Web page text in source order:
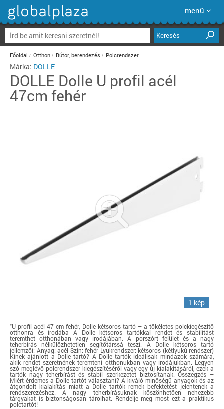
menü
Keresés
Főoldal Otthon Bútor, berendezés Polcrendszer
Márka: DOLLE
DOLLE Dolle U profil acél
47cm fehér
1 kép
"U profil acél 47 cm fehér, Dolle kétsoros tartó – a tökéletes polckiegészítő
otthonra és irodába A Dolle kétsoros tartókkal rendet és stabilitást
teremthet otthonában vagy irodájában. A porszórt felület és a nagy
teherbírás nélkülözhetetlen segítőtárssá teszi. A Dolle kétsoros tartó
jellemzői: Anyag: acél Szín: fehér Lyukrendszer: kétsoros (kétlyukú rendszer)
Kinek ajánlott a Dolle tartó? A Dolle tartók ideálisak mindazok számára,
akik rendet szeretnének teremteni otthonukban vagy irodájukban. Legyen
szó meglévő polcrendszer kiegészítéséről vagy egy új kialakításáról, ezek a
tartók nagy teherbírást és stabil szerkezetet biztosítanak. Összegzés –
Miért érdemes a Dolle tartót választani? A kiváló minőségű anyagok és az
átgondolt kialakítás miatt a Dolle tartók remek befektetést jelentenek a
rendszerezéshez. A nagy teherbírásuknak köszönhetően nehezebb
tárgyakat is biztonságosan tárolhat. Rendelje meg most ezt a praktikus
polctartót!